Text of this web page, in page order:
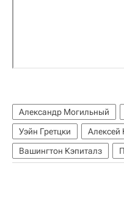
Александр Могильный
Уэйн Гретцки
Алексей
Вашингтон Кэпиталз